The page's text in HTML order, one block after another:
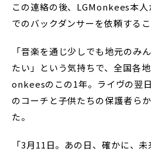
この連絡の後、LGMonkees本
でのバックダンサーを依頼するこ
「音楽を通じ少しでも地元のみ
たい」という気持ちで、全国各
onkeesのこの1年。ライヴの翌
のコーチと子供たちの保護者ら
た。
「3月11日。あの日、確かに、